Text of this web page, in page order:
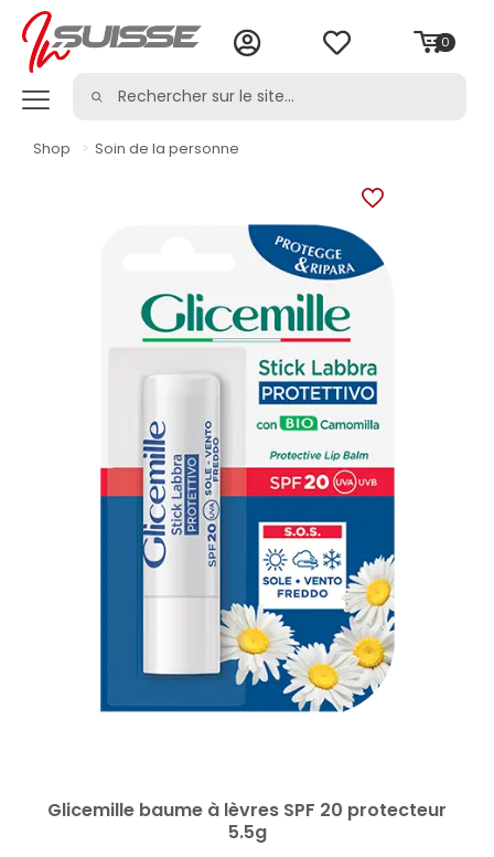
0
Shop > Soin de la personne
Glicemille baume à lèvres SPF 20 protecteur
5.5g